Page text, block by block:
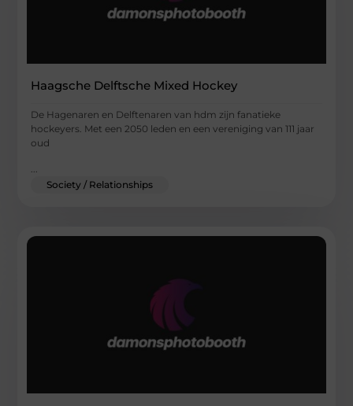
Haagsche Delftsche Mixed Hockey
De Hagenaren en Delftenaren van hdm zijn fanatieke
hockeyers. Met een 2050 leden en een vereniging van 111 jaar
oud
Society / Relationships